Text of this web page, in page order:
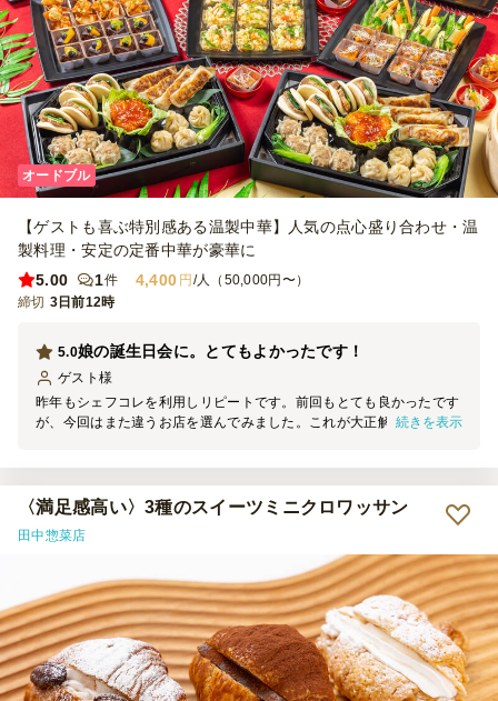
オードブル
【ゲストも喜ぶ特別感ある温製中華】人気の点心盛り合わせ・温
製料理・安定の定番中華が豪華に
5.00
1件 4,400 円 /人（50,000円〜）
締切 3日前12時
娘の誕生日会に。とてもよかったです！
5.0
ゲスト 様
昨年もシェフコレを利用しリピートです。前回もとても良かったです
が、今回はまた違うお店を選んでみました。これが大正解！見た目も
が盛り上がって良いです。また利用します！
続きを表示
〈満足感高い〉3種のスイーツミニクロワッサン
田中惣菜店